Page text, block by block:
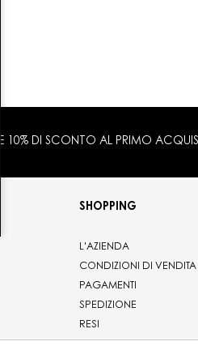
E 10% DI SCONTO AL PRIMO
SHOPPING
L'AZIENDA
CONDIZIONI DI VENDITA
PAGAMENTI
SPEDIZIONE
RESI